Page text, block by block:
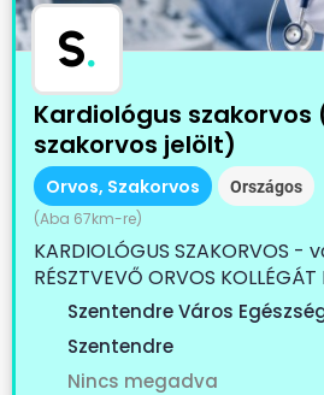
S.
Kardiológus szakorvos
szakorvos jelölt)
Orvos, Szakorvos Országos
(Aba 67km-re)
KARDIOLÓGUS SZAKORVOS -
RÉSZTVEVŐ ORVOS
egy...Szentendre Város
Szentendre
Nincs megadva